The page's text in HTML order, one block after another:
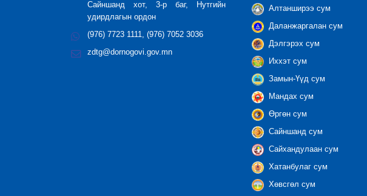
Сайншанд хот, 3-р баг, Нутгийн
удирдлагын ордон
(976) 7723 1111, (976) 7052 3036
zdtg@dornogovi.gov.mn
Алтанширээ сум
Даланжаргалан сум
Дэлгэрэх сум
Иххэт сум
Замын-Үүд сум
Мандах сум
Өргөн сум
Сайншанд сум
Сайхандулаан сум
Хатанбулаг сум
Хөвсгөл сум